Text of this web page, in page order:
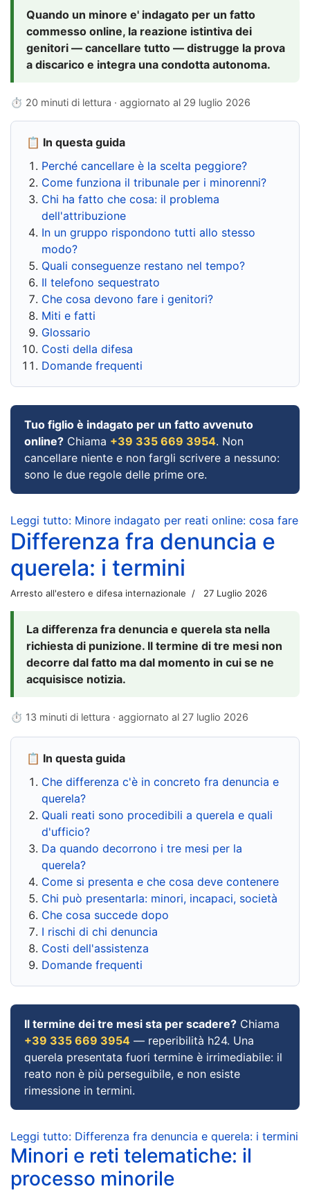
Quando un minore e' indagato per un fatto
commesso online, la reazione istintiva dei
genitori — cancellare tutto — distrugge la prova
a discarico e integra una condotta autonoma.
⏱ 20 minuti di lettura · aggiornato al 29 luglio 2026
📋 In questa guida
Perché cancellare è la scelta peggiore?
Come funziona il tribunale per i minorenni?
Chi ha fatto che cosa: il problema
dell'attribuzione
In un gruppo rispondono tutti allo stesso
modo?
Quali conseguenze restano nel tempo?
Il telefono sequestrato
Che cosa devono fare i genitori?
Miti e fatti
Glossario
Costi della difesa
Domande frequenti
Tuo figlio è indagato per un fatto avvenuto
online? Chiama +39 335 669 3954. Non
cancellare niente e non fargli scrivere a nessuno:
sono le due regole delle prime ore.
Leggi tutto: Minore indagato per reati online: cosa fare
Differenza fra denuncia e
querela: i termini
Arresto all'estero e difesa internazionale 27 Luglio 2026
La differenza fra denuncia e querela sta nella
richiesta di punizione. Il termine di tre mesi non
decorre dal fatto ma dal momento in cui se ne
acquisisce notizia.
⏱ 13 minuti di lettura · aggiornato al 27 luglio 2026
📋 In questa guida
Che differenza c'è in concreto fra denuncia e
querela?
Quali reati sono procedibili a querela e quali
d'ufficio?
Da quando decorrono i tre mesi per la
querela?
Come si presenta e che cosa deve contenere
Chi può presentarla: minori, incapaci, società
Che cosa succede dopo
I rischi di chi denuncia
Costi dell'assistenza
Domande frequenti
Il termine dei tre mesi sta per scadere? Chiama
+39 335 669 3954 — reperibilità h24. Una
querela presentata fuori termine è irrimediabile: il
reato non è più perseguibile, e non esiste
rimessione in termini.
Leggi tutto: Differenza fra denuncia e querela: i termini
Minori e reti telematiche: il
processo minorile